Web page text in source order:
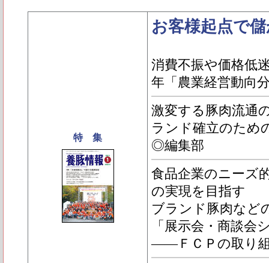
特 集
お客様起点で
消費不振や価格低
年「農業経営動向
激変する豚肉流通
ランド確立のため
◎編集部
食品企業のニーズ
の実現を目指す
ブランド豚肉など
「展示会・商談会
――ＦＣＰの取り